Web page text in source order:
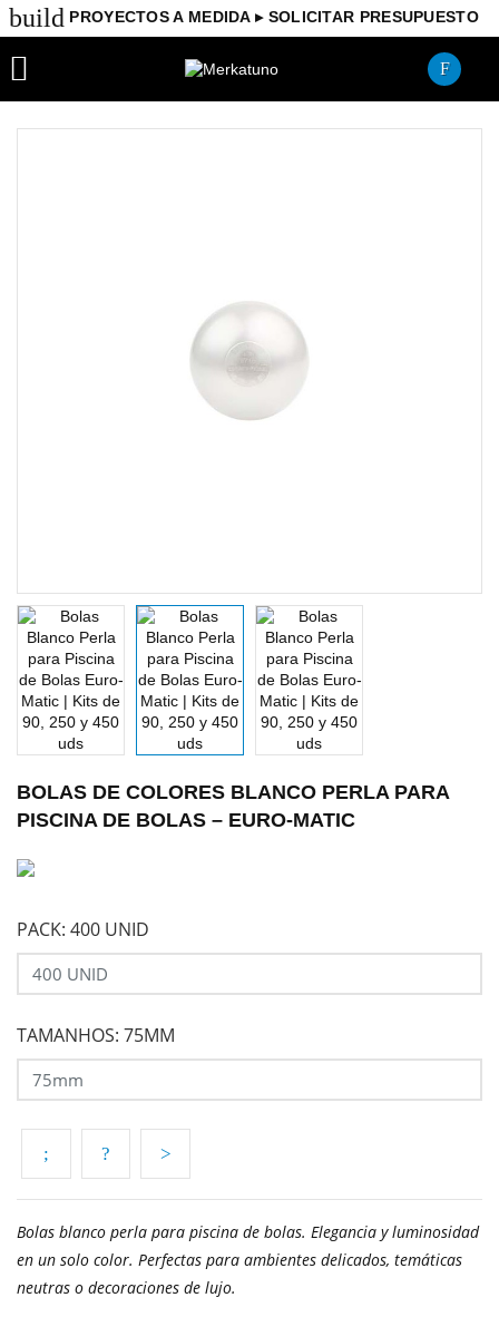
build PROYECTOS A MEDIDA ▸ SOLICITAR PRESUPUESTO

BOLAS DE COLORES BLANCO PERLA PARA
PISCINA DE BOLAS – EURO-MATIC
PACK: 400 UNID
TAMANHOS: 75MM
Bolas blanco perla para piscina de bolas. Elegancia y luminosidad
en un solo color. Perfectas para ambientes delicados, temáticas
neutras o decoraciones de lujo.